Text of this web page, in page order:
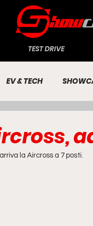
TEST DRIVE
EV & TECH
la Aircross a 7 posti.